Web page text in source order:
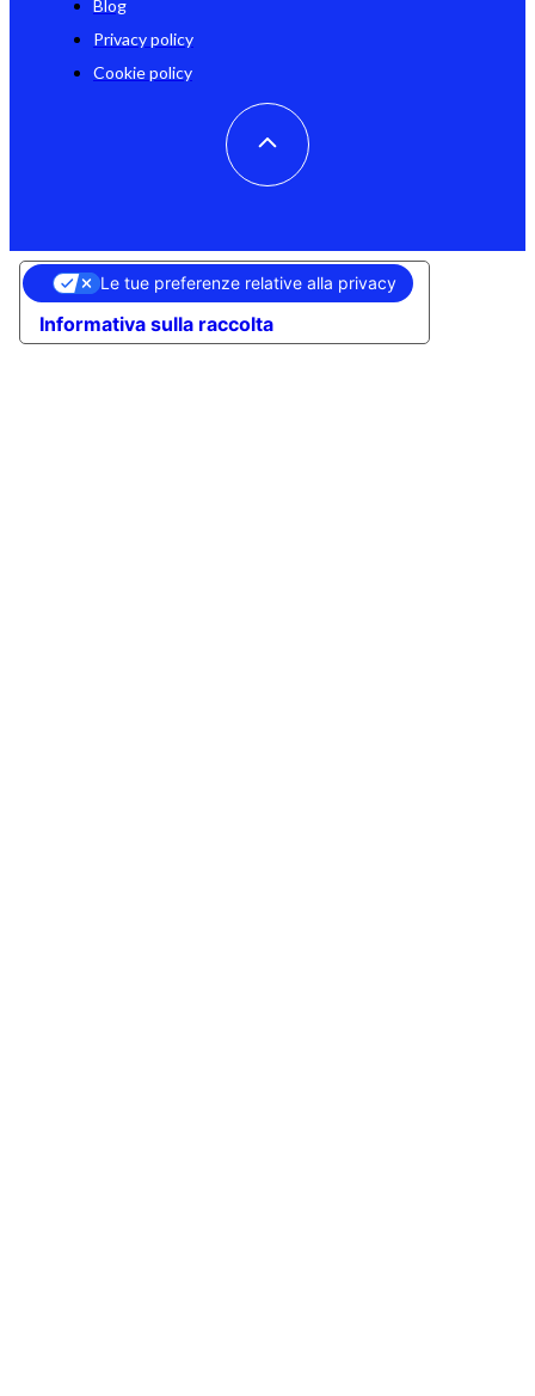
Blog
Privacy policy
Cookie policy
Informativa sulla raccolta
Le tue preferenze relative alla privacy